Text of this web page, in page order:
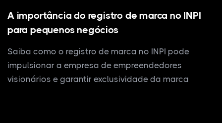
A importância do registro de marca no INPI
para pequenos negócios
Saiba como o registro de marca no INPI pode
impulsionar a empresa de empreendedores
visionários e garantir exclusividade da marca